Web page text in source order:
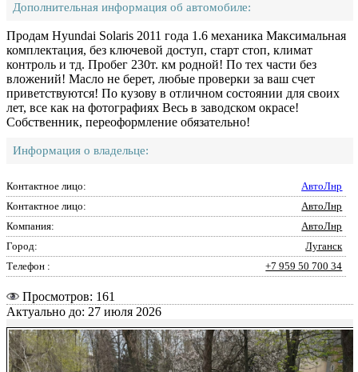
Дополнительная информация об автомобиле:
Продам Hyundai Solaris 2011 года 1.6 механика Максимальная
комплектация, без ключевой доступ, старт стоп, климат
контроль и тд. Пробег 230т. км родной! По тех части без
вложений! Масло не берет, любые проверки за ваш счет
приветствуются! По кузову в отличном состоянии для своих
лет, все как на фотографиях Весь в заводском окрасе!
Собственник, переоформление обязательно!
Информация о владельце:
Контактное лицо:
АвтоЛнр
Контактное лицо:
АвтоЛнр
Компания:
АвтоЛнр
Город:
Луганск
Телефон :
+7 959 50 700 34
Просмотров: 161
Актуально до: 27 июля 2026